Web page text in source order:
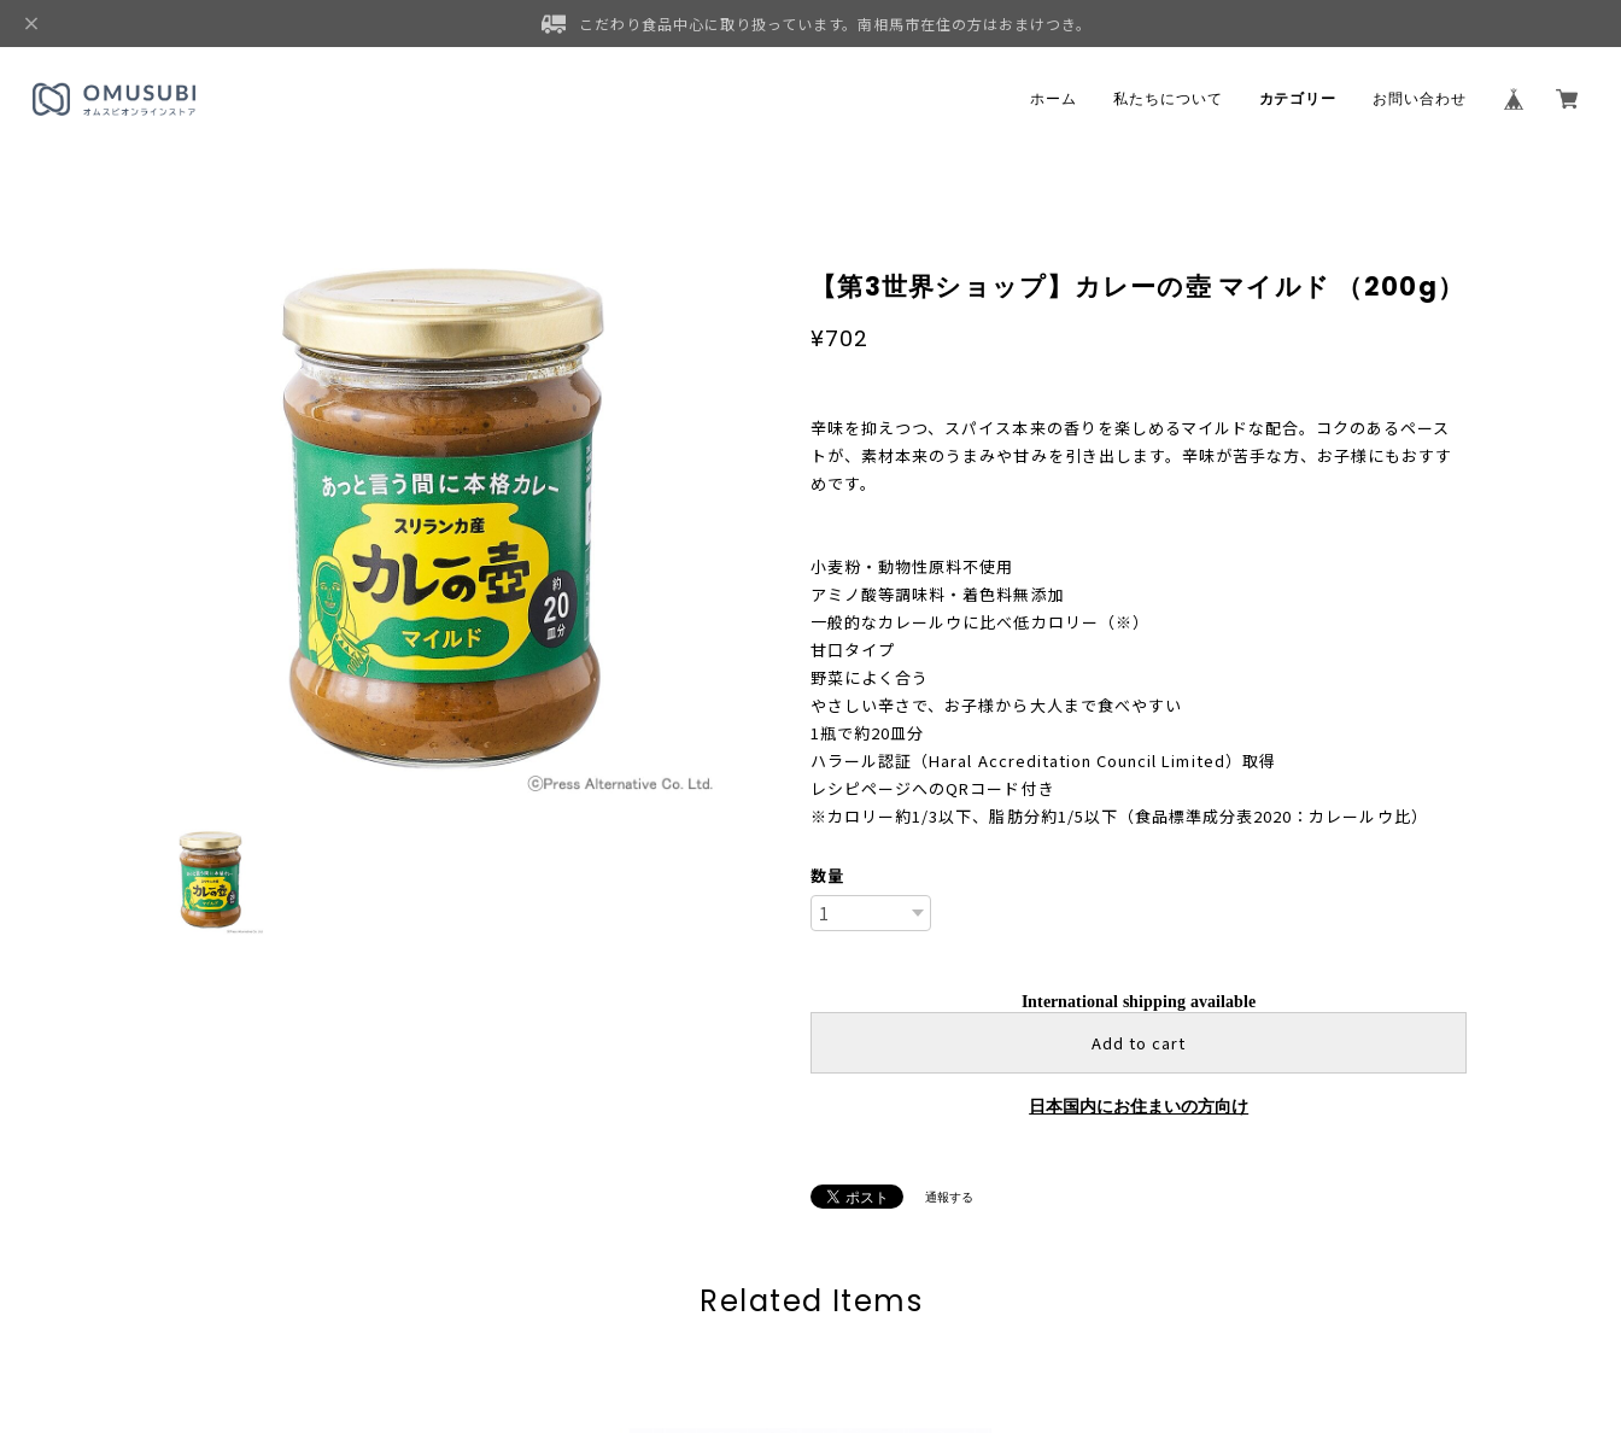
こだわり食品中心に取り扱っています。南相馬市在住の方はおまけつき。
ホーム 私たちについて カテゴリー お問い合わせ
【第3世界ショップ】カレーの壺 マイルド （200g）
¥702
辛味を抑えつつ、スパイス本来の香りを楽しめるマイルドな配合。コクのあるペース
トが、素材本来のうまみや甘みを引き出します。辛味が苦手な方、お子様にもおすす
めです。
小麦粉・動物性原料不使用
アミノ酸等調味料・着色料無添加
一般的なカレールウに比べ低カロリー（※）
甘口タイプ
野菜によく合う
やさしい辛さで、お子様から大人まで食べやすい
1瓶で約20皿分
ハラール認証（Haral Accreditation Council Limited）取得
レシピページへのQRコード付き
※カロリー約1/3以下、脂肪分約1/5以下（食品標準成分表2020：カレールウ比）
数量
International shipping available
Add to cart
日本国内にお住まいの方向け
通報する
Related Items